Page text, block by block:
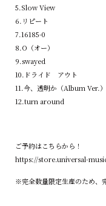
5.Slow View
6.リピート
7.16185-0
8.O（オー）
9.swayed
10.ドライド アウト
11.今、透明か（Album Ver.）
12.turn around
ご予約はこちらから！
https://store.universal-
※完全数量限定生産のため、